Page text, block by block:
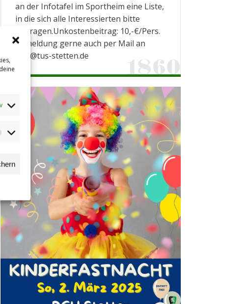
Widgets
fussball.de
an der Infotafel im Sportheim eine Liste,
in die sich alle Interessierten bitte
eintragen.Unkostenbeitrag: 10,-€/Pers.
Anmeldung gerne auch per Mail an
info@tus-stetten.de